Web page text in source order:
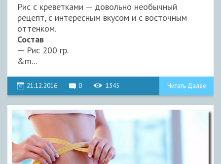
Рис с креветками — довольно необычный
рецепт, с интересным вкусом и с восточным
оттенком.
Состав
— Рис 200 гр.
&m...
21.12.2016 0 1345 Читать Далее